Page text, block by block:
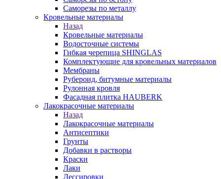
Саморезы по металлу
Кровельные материалы
Назад
Кровельные материалы
Водосточные системы
Гибкая черепица SHINGLAS
Комплектующие для кровельных материалов
Мембраны
Рубероид, битумные материалы
Рулонная кровля
Фасадная плитка HAUBERK
Лакокрасочные материалы
Назад
Лакокрасочные материалы
Антисептики
Грунты
Добавки в растворы
Краски
Лаки
Лессировки